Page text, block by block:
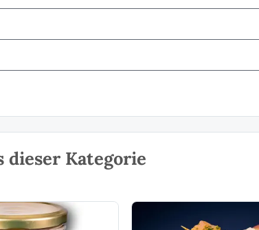
Kategorie